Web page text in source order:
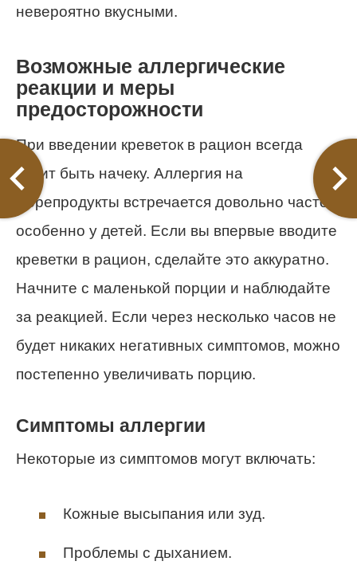
невероятно вкусными.
Возможные аллергические
реакции и меры
предосторожности
При введении креветок в рацион всегда
стоит быть начеку. Аллергия на
морепродукты встречается довольно часто,
особенно у детей. Если вы впервые вводите
креветки в рацион, сделайте это аккуратно.
Начните с маленькой порции и наблюдайте
за реакцией. Если через несколько часов не
будет никаких негативных симптомов, можно
постепенно увеличивать порцию.
Симптомы аллергии
Некоторые из симптомов могут включать:
Кожные высыпания или зуд.
Проблемы с дыханием.